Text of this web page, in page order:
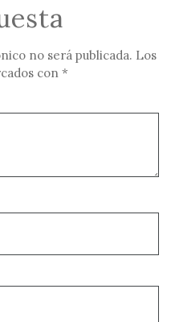
no será publicada. Los
con *